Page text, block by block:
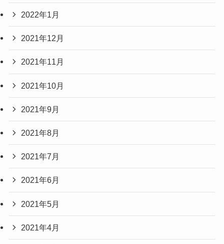
2022年1月
2021年12月
2021年11月
2021年10月
2021年9月
2021年8月
2021年7月
2021年6月
2021年5月
2021年4月